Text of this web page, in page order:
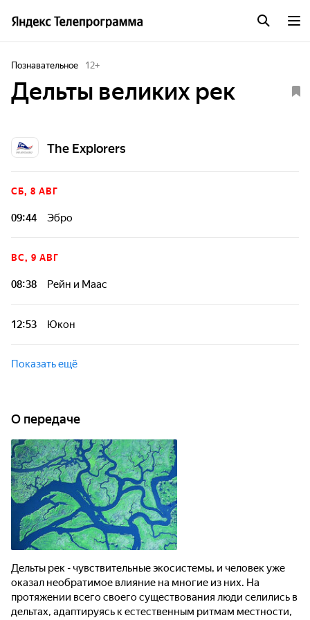
Познавательное 12+
Дельты великих рек
The Explorers
СБ, 8 АВГ
09:44 Эбро
Дельты рек - это чувствительные экосистемы, и зачастую
мест. Узнайте больше об удивительном биоразнообразии,
планеты.
ВС, 9 АВГ
08:38 Рейн и Маас
Дельты рек - это чувствительные экосистемы, и зачастую
мест. Узнайте больше об удивительном биоразнообразии,
текущем состоянии и судьбе дельт крупнейших рек нашей
12:53 Юкон
Река Юкон - одна из самых больших арктических рек.
Являясь своего рода амортизатором Северного
Ледовитого океана, она больше всего испытвает на себе
Показать ещё
О передаче
Дельты рек - чувствительные экосистемы, и человек уже
оказал необратимое влияние на многие из них. На
протяжении всего своего существования люди селились в
дельтах, адаптируясь к естественным ритмам местности,